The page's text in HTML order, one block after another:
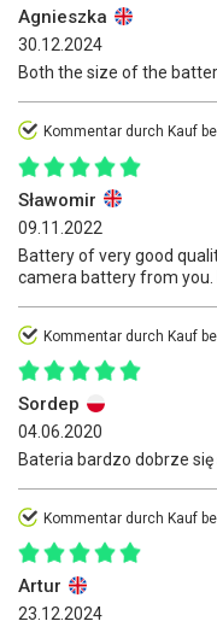
Agnieszka
30.12.2024
Both the size of the
Kommentar durch Kauf
Sławomir
09.11.2022
Battery of very good
camera battery from you.
Kommentar durch Kauf
Sordep
04.06.2020
Bateria bardzo dobrze się
Kommentar durch Kauf
Artur
23.12.2024